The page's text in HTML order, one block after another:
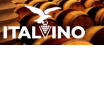
Přejít
na
obsah